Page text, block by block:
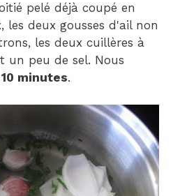
pelé déjà coupé en
les deux gousses d'ail non
les deux cuillères à
un peu de sel. Nous
minutes.